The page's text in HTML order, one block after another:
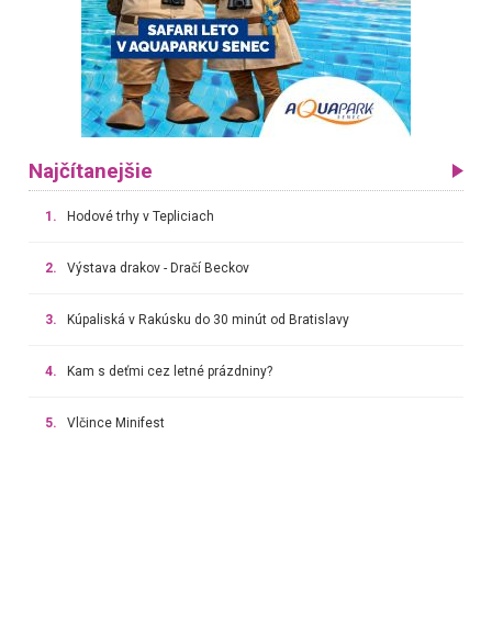
Najčítanejšie
1. Hodové trhy v Tepliciach
2. Výstava drakov - Dračí Beckov
3. Kúpaliská v Rakúsku do 30 minút od Bratislavy
4. Kam s deťmi cez letné prázdniny?
5. Vlčince Minifest